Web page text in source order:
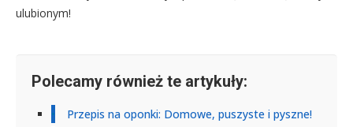
ulubionym!
Polecamy również te artykuły:
Przepis na oponki: Domowe, puszyste i pyszne!